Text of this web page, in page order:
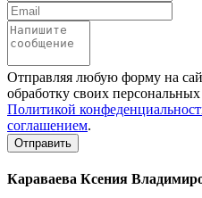
Email
Сообщение
Отправляя любую форму на
обработку своих
Политикой
соглашением.
Отправить
Караваева Ксения